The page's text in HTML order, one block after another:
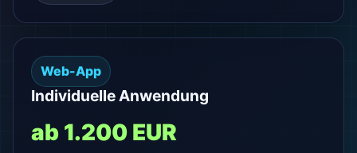
Web-App
Individuelle Anwendung
ab 1.200 EUR